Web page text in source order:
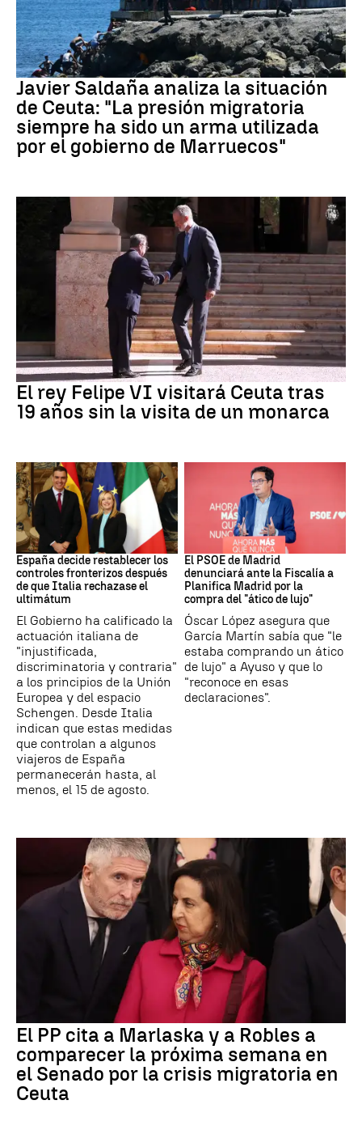
Crisis migratoria Ceuta
Javier Saldaña analiza la situación
de Ceuta: "La presión migratoria
siempre ha sido un arma utilizada
por el gobierno de Marruecos"
Crisis Migratoria
El rey Felipe VI visitará Ceuta tras
19 años sin la visita de un monarca
CRISIS MIGRATORIA
España decide restablecer los
controles fronterizos después
de que Italia rechazase el
ultimátum
El Gobierno ha calificado la
actuación italiana de
"injustificada,
discriminatoria y contraria"
a los principios de la Unión
Europea y del espacio
Schengen. Desde Italia
indican que estas medidas
que controlan a algunos
viajeros de España
permanecerán hasta, al
menos, el 15 de agosto.
PSOE MADRID
El PSOE de Madrid
denunciará ante la Fiscalía a
Planifica Madrid por la
compra del "ático de lujo"
Óscar López asegura que
García Martín sabía que "le
estaba comprando un ático
de lujo" a Ayuso y que lo
"reconoce en esas
declaraciones".
El PP cita a Marlaska y a Robles a
comparecer la próxima semana en
el Senado por la crisis migratoria en
Ceuta